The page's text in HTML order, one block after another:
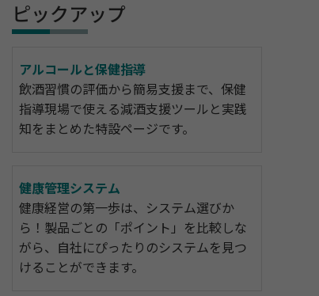
ピックアップ
アルコールと保健指導
飲酒習慣の評価から簡易支援まで、保健
指導現場で使える減酒支援ツールと実践
知をまとめた特設ページです。
健康管理システム
健康経営の第一歩は、システム選びか
ら！製品ごとの「ポイント」を比較しな
がら、自社にぴったりのシステムを見つ
けることができます。